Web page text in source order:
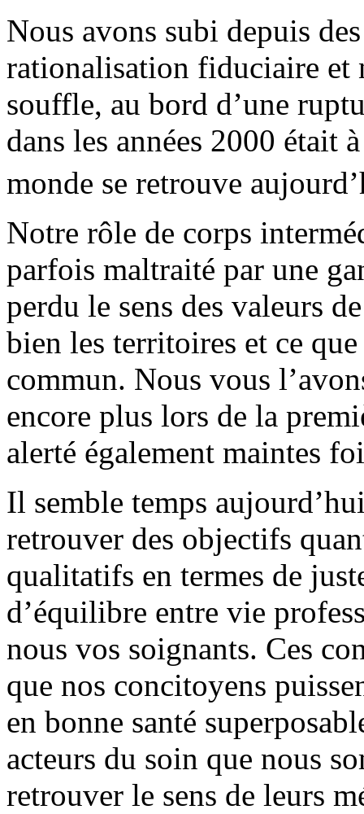
Nous avons subi depuis
rationalisation fiduciaire et
souffle, au bord d’une
dans les années 2000 était
monde se retrouve
Notre rôle de corps
parfois maltraité par une
perdu le sens des valeurs
bien les territoires et ce
commun. Nous vous
encore plus lors de la
alerté également maintes
Il semble temps
retrouver des objectifs
qualitatifs en termes de
d’équilibre entre vie
nous vos soignants. Ces
que nos concitoyens
en bonne santé
acteurs du soin que nous
retrouver le sens de leurs